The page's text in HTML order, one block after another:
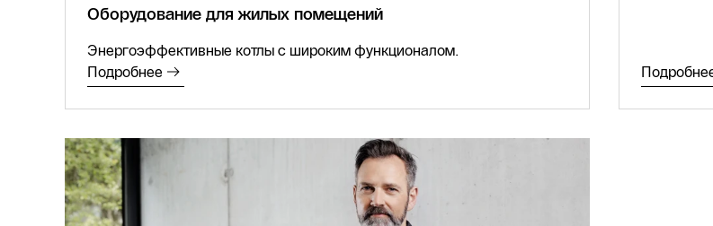
Оборудование для жилых помещений
Энергоэффективные котлы с широким функционалом.
Подробнее